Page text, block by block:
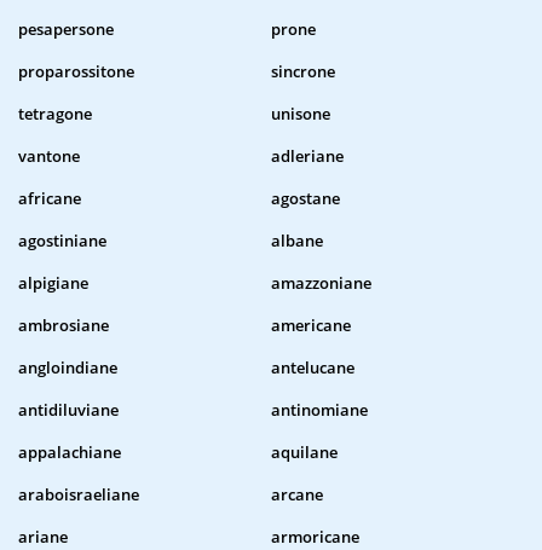
pesapersone
prone
proparossitone
sincrone
tetragone
unisone
vantone
adleriane
africane
agostane
agostiniane
albane
alpigiane
amazzoniane
ambrosiane
americane
angloindiane
antelucane
antidiluviane
antinomiane
appalachiane
aquilane
araboisraeliane
arcane
ariane
armoricane